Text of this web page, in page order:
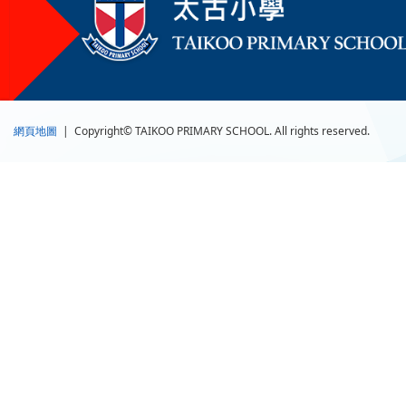
網頁地圖 | Copyright© TAIKOO PRIMARY SCHOOL. All rights reserved.